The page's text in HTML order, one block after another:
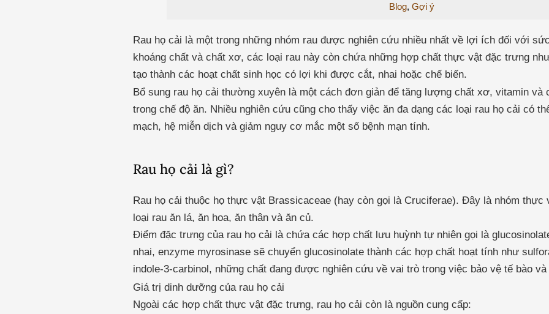
Blog, Gợi ý
Rau họ cải là một trong những nhóm rau được nghiên cứu nhiều nhất về lợi ích đối với
khoáng chất và chất xơ, các loại rau này còn chứa những hợp chất thực vật đặc trưng
tạo thành các hoạt chất sinh học có lợi khi được cắt, nhai hoặc chế biến.
Bổ sung rau họ cải thường xuyên là một cách đơn giản để tăng lượng chất xơ, vitamin và
trong chế độ ăn. Nhiều nghiên cứu cũng cho thấy việc ăn đa dạng các loại rau họ cải có
mạch, hệ miễn dịch và giảm nguy cơ mắc một số bệnh mạn tính.
Rau họ cải là gì?
Rau họ cải thuộc họ thực vật Brassicaceae (hay còn gọi là Cruciferae). Đây là nhóm thực
loại rau ăn lá, ăn hoa, ăn thân và ăn củ.
Điểm đặc trưng của rau họ cải là chứa các hợp chất lưu huỳnh tự nhiên gọi là
nhai, enzyme myrosinase sẽ chuyển glucosinolate thành các hợp chất hoạt tính như
indole-3-carbinol, những chất đang được nghiên cứu về vai trò trong việc bảo vệ tế bào
Giá trị dinh dưỡng của rau họ cải
Ngoài các hợp chất thực vật đặc trưng, rau họ cải còn là nguồn cung cấp: